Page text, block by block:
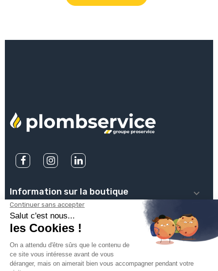
Information sur la boutique 
PLOMBSERVICE 
INFOS PRATIQUES 
VOTRE COMPTE 